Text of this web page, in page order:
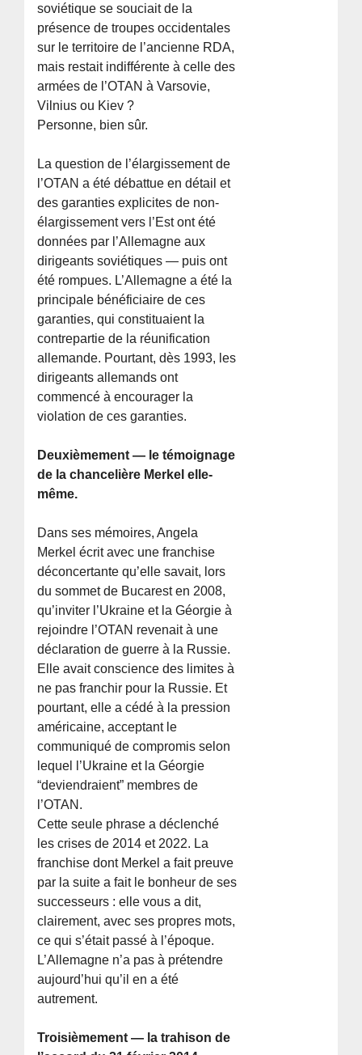
soviétique se souciait de la
présence de troupes occidentales
sur le territoire de l’ancienne RDA,
mais restait indifférente à celle des
armées de l’OTAN à Varsovie,
Vilnius ou Kiev ?
Personne, bien sûr.
La question de l’élargissement de
l’OTAN a été débattue en détail et
des garanties explicites de non-
élargissement vers l’Est ont été
données par l’Allemagne aux
dirigeants soviétiques — puis ont
été rompues. L’Allemagne a été la
principale bénéficiaire de ces
garanties, qui constituaient la
contrepartie de la réunification
allemande. Pourtant, dès 1993, les
dirigeants allemands ont
commencé à encourager la
violation de ces garanties.
Deuxièmement — le témoignage
de la chancelière Merkel elle-
même.
Dans ses mémoires, Angela
Merkel écrit avec une franchise
déconcertante qu’elle savait, lors
du sommet de Bucarest en 2008,
qu’inviter l’Ukraine et la Géorgie à
rejoindre l’OTAN revenait à une
déclaration de guerre à la Russie.
Elle avait conscience des limites à
ne pas franchir pour la Russie. Et
pourtant, elle a cédé à la pression
américaine, acceptant le
communiqué de compromis selon
lequel l’Ukraine et la Géorgie
“deviendraient” membres de
l’OTAN.
Cette seule phrase a déclenché
les crises de 2014 et 2022. La
franchise dont Merkel a fait preuve
par la suite a fait le bonheur de ses
successeurs : elle vous a dit,
clairement, avec ses propres mots,
ce qui s’était passé à l’époque.
L’Allemagne n’a pas à prétendre
aujourd’hui qu’il en a été
autrement.
Troisièmement — la trahison de